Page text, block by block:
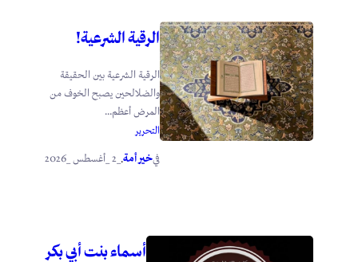
الرقية الشرعية!
الرقية الشرعية بين الحقيقة
والضلالحين يصبح الخوف من
المرض أعظم...
التحرير
فيخير أمة.
أسماء بنت أبي بكر